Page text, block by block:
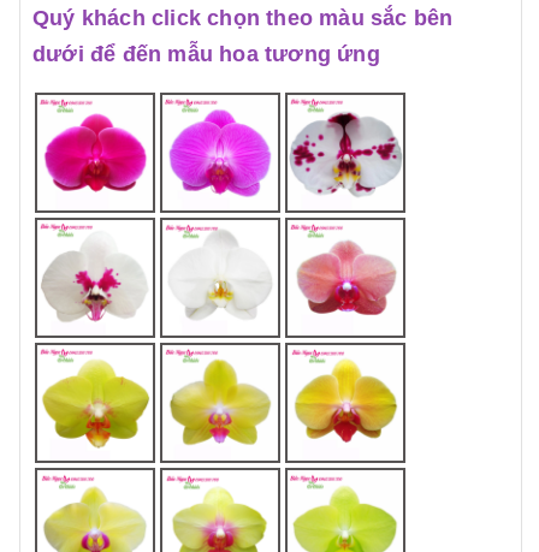
Quý khách click chọn theo màu sắc bên
dưới để đến mẫu hoa tương ứng